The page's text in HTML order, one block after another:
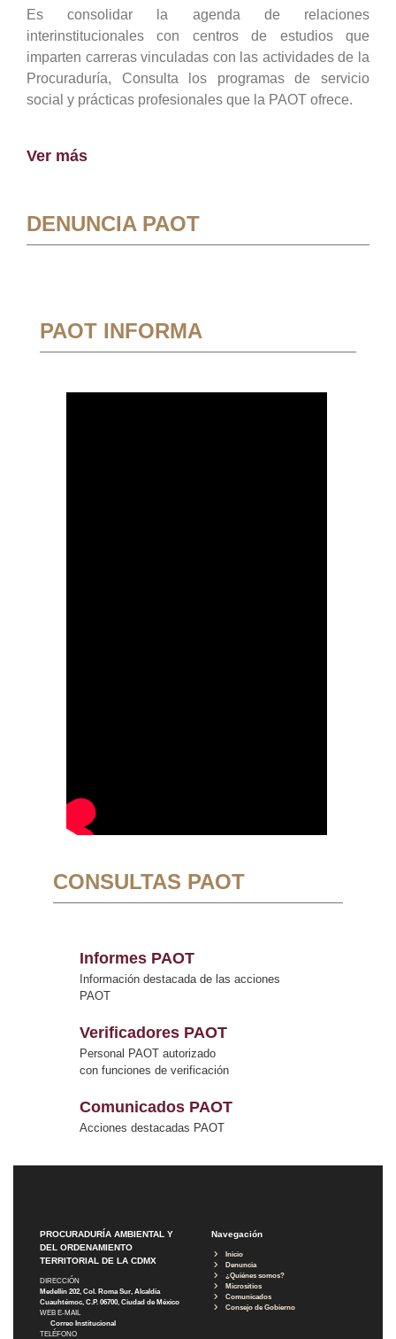
Es consolidar la agenda de relaciones
interinstitucionales con centros de estudios que
imparten carreras vinculadas con las actividades de la
Procuraduría, Consulta los programas de servicio
social y prácticas profesionales que la PAOT ofrece.
Ver más
DENUNCIA PAOT
PAOT INFORMA
CONSULTAS PAOT
Informes PAOT
Información destacada de las acciones
PAOT
Verificadores PAOT
Personal PAOT autorizado
con funciones de verificación
Comunicados PAOT
Acciones destacadas PAOT
PROCURADURÍA AMBIENTAL Y
DEL ORDENAMIENTO
TERRITORIAL DE LA CDMX
DIRECCIÓN
Medellín 202, Col. Roma Sur, Alcaldía
Cuauhtémoc, C.P. 06700, Ciudad de México
WEB E-MAIL
Correo Institucional
TELÉFONO
Navegación
Inicio
Denuncia
¿Quiénes somos?
Micrositios
Comunicados
Consejo de Gobierno